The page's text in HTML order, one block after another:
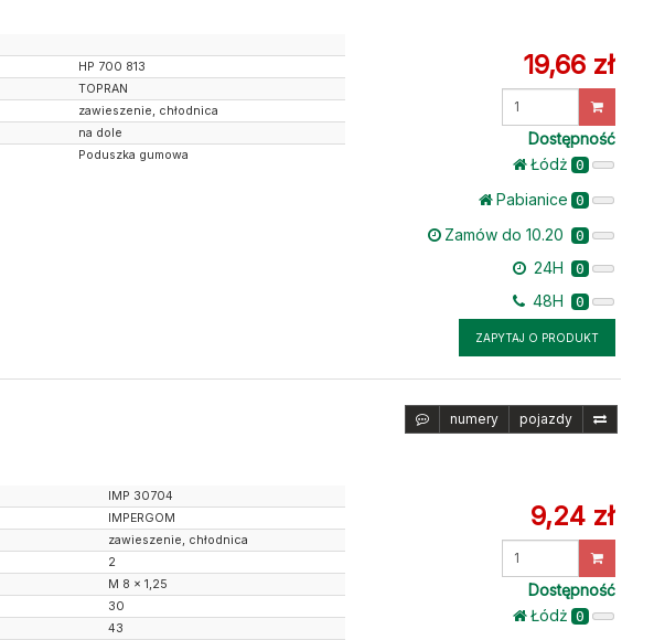
19,66 zł
Wprowadź
Dostępność
Łódż 0
Pabianice 0
Zamów do 10.20 0
24H 0
48H 0
ZAPYTAJ O PRODUKT
HP 700 813
TOPRAN
zawieszenie, chłodnica
na dole
Poduszka gumowa
numery pojazdy
9,24 zł
Wprowadź
Dostępność
Łódż 0
IMP 30704
IMPERGOM
zawieszenie, chłodnica
2
M 8 x 1,25
30
43